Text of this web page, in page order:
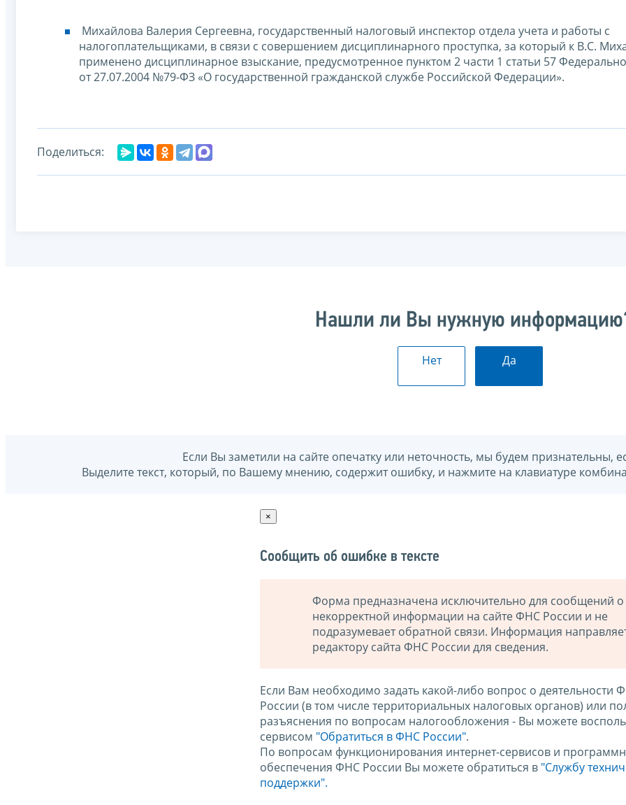
Михайлова Валерия Сергеевна, государственный налоговый инспектор отдела учета и работы с
налогоплательщиками, в связи с совершением дисциплинарного проступка, за который к В.С.
применено дисциплинарное взыскание, предусмотренное пунктом 2 части 1 статьи 57
от 27.07.2004 №79-ФЗ «О государственной гражданской службе Российской Федерации».
Поделиться:
Нашли ли Вы нужную
Нет Да
Если Вы заметили на сайте опечатку или неточность, мы будем признательны,
Выделите текст, который, по Вашему мнению, содержит ошибку, и нажмите на клавиатуре
×
Сообщить об ошибке в тексте
Форма предназначена исключительно для сообщений о
некорректной информации на сайте ФНС России и не
подразумевает обратной связи. Информация
редактору сайта ФНС России для сведения.
Если Вам необходимо задать какой-либо вопрос о деятельности
России (в том числе территориальных налоговых органов) или
разъяснения по вопросам налогообложения - Вы можете
сервисом "Обратиться в ФНС России".
По вопросам функционирования интернет-сервисов и
обеспечения ФНС России Вы можете обратиться в "Службу
поддержки".